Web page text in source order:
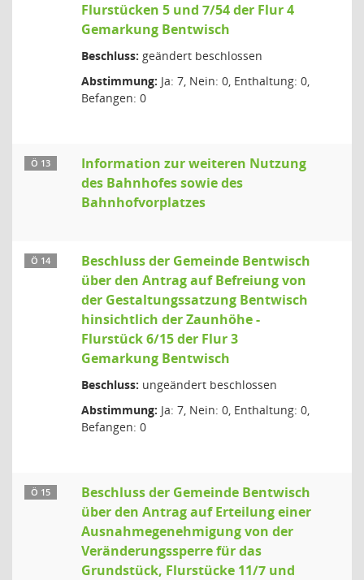
Flurstücken 5 und 7/54 der Flur 4
Gemarkung Bentwisch
Beschluss: geändert beschlossen
Abstimmung: Ja: 7, Nein: 0, Enthaltung: 0,
Befangen: 0
Ö 13
Information zur weiteren Nutzung
des Bahnhofes sowie des
Bahnhofvorplatzes
Ö 14
Beschluss der Gemeinde Bentwisch
über den Antrag auf Befreiung von
der Gestaltungssatzung Bentwisch
hinsichtlich der Zaunhöhe -
Flurstück 6/15 der Flur 3
Gemarkung Bentwisch
Beschluss: ungeändert beschlossen
Abstimmung: Ja: 7, Nein: 0, Enthaltung: 0,
Befangen: 0
Ö 15
Beschluss der Gemeinde Bentwisch
über den Antrag auf Erteilung einer
Ausnahmegenehmigung von der
Veränderungssperre für das
Grundstück, Flurstücke 11/7 und